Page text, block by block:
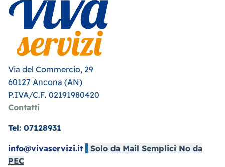
Via del Commercio, 29
60127 Ancona (AN)
P.IVA/C.F. 02191980420
Contatti
Tel: 07128931
info@vivaservizi.it
Solo da Mail Semplici No da
PEC